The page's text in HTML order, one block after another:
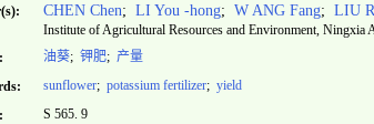
CHEN Chen; LI You -hong; W ANG Fang; LIU
Institute of Agricultural Resources and Environment,
油葵; 钾肥; 产量
sunflower; potassium fertilizer; yield
S 565. 9